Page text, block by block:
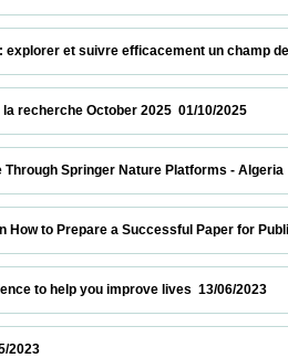
: explorer et suivre efficacement
dans la recherche October 2025  01/
Through Springer Nature
on How to Prepare a Successful
science to help you improve lives
31/05/2023